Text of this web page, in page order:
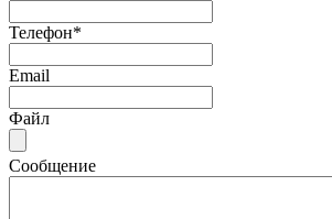
Телефон*
Email
Файл
Сообщение